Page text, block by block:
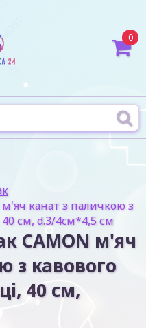
0
м'яч канат з паличкою з
40 см, d.3/4cм*4,5 см
CAMON м'яч
з кавового
40 см,